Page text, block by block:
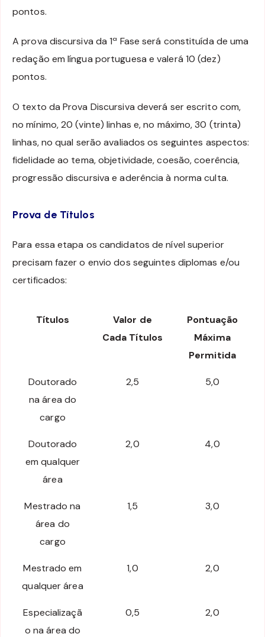
pontos.
A prova discursiva da 1ª Fase será constituída de uma
redação em língua portuguesa e valerá 10 (dez)
pontos.
O texto da Prova Discursiva deverá ser escrito com,
no mínimo, 20 (vinte) linhas e, no máximo, 30 (trinta)
linhas, no qual serão avaliados os seguintes aspectos:
fidelidade ao tema, objetividade, coesão, coerência,
progressão discursiva e aderência à norma culta.
Prova de Títulos
Para essa etapa os candidatos de nível superior
precisam fazer o envio dos seguintes diplomas e/ou
certificados:
Títulos
Valor de
Cada Títulos
Pontuação
Máxima
Permitida
Doutorado
na área do
cargo
2,5 5,0
Doutorado
em qualquer
área
2,0 4,0
Mestrado na
área do
cargo
1,5 3,0
Mestrado em
qualquer área
1,0 2,0
Especializaçã
o na área do
0,5 2,0